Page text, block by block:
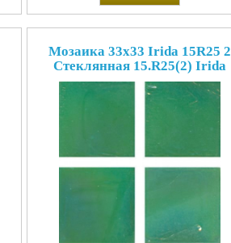
Мозаика 33x33 Irida 15R25 2
Стеклянная 15.R25(2) Irida